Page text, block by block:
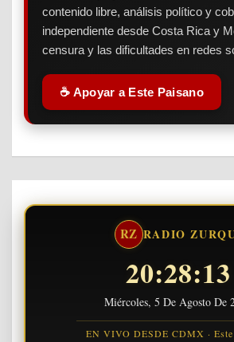
contenido libre, análisis político y
independiente desde Costa Rica y
censura y las dificultades en redes
☕ Apoyar a Este Paisano
RZ RADIO
20:28:14
Miércoles, 5 De Agosto De
EN VIVO DESDE CDMX · Este